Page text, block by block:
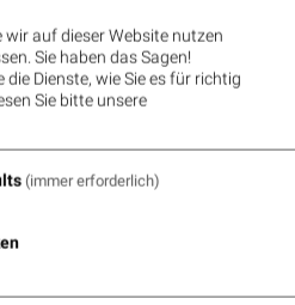
Baader Bank Geschäftsmodells sind
Investment Banking. Als Spezialist an
Deutschland, Österreich und der
Baader Bank über 800.000
wir auf dieser Website nutzen
Sie haben das Sagen!
Dienste, wie Sie es für richtig
Sie bitte unsere
(immer erforderlich)